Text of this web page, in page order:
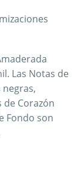
Las Notas de
de Corazón
Fondo son